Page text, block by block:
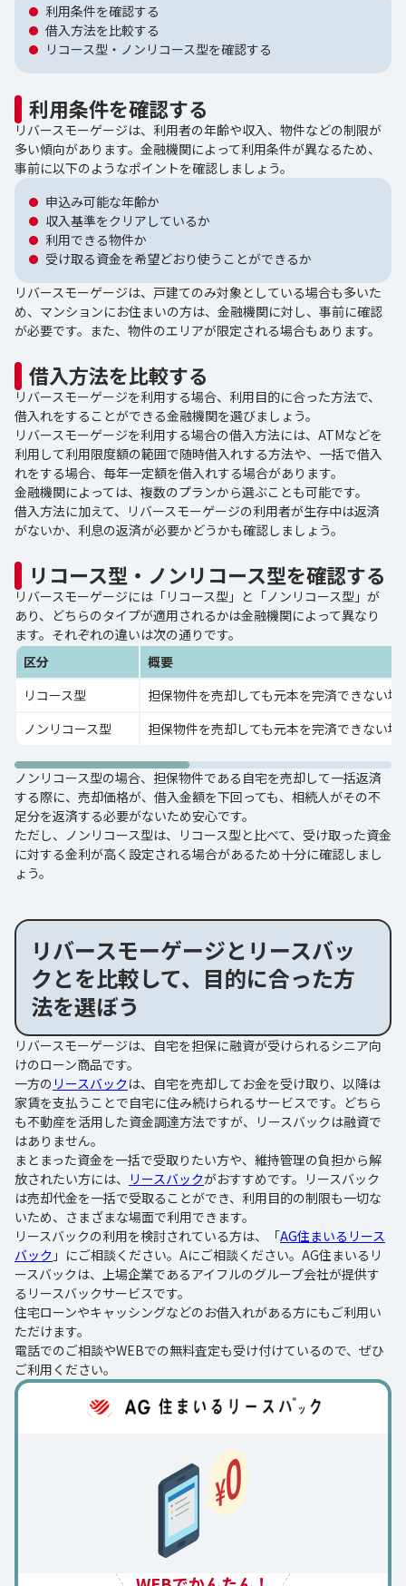
利用条件を確認する
借入方法を比較する
リコース型・ノンリコース型を確認する
利用条件を確認する
リバースモーゲージは、利用者の年齢や収入、物件などの制限が
多い傾向があります。金融機関によって利用条件が異なるため、
事前に以下のようなポイントを確認しましょう。
申込み可能な年齢か
収入基準をクリアしているか
利用できる物件か
受け取る資金を希望どおり使うことができるか
リバースモーゲージは、戸建てのみ対象としている場合も多いた
め、マンションにお住まいの方は、金融機関に対し、事前に確認
が必要です。また、物件のエリアが限定される場合もあります。
借入方法を比較する
リバースモーゲージを利用する場合、利用目的に合った方法で、
借入れをすることができる金融機関を選びましょう。
リバースモーゲージを利用する場合の借入方法には、ATMなどを
利用して利用限度額の範囲で随時借入れする方法や、一括で借入
れをする場合、毎年一定額を借入れする場合があります。
金融機関によっては、複数のプランから選ぶことも可能です。
借入方法に加えて、リバースモーゲージの利用者が生存中は返済
がないか、利息の返済が必要かどうかも確認しましょう。
リコース型・ノンリコース型を確認する
リバースモーゲージには「リコース型」と「ノンリコース型」が
あり、どちらのタイプが適用されるかは金融機関によって異なり
ます。それぞれの違いは次の通りです。
区分
概要
リコース型
担保物件を売却しても元本を完済できない
ノンリコース型
担保物件を売却しても元本を完済できない
ノンリコース型の場合、担保物件である自宅を売却して一括返済
する際に、売却価格が、借入金額を下回っても、相続人がその不
足分を返済する必要がないため安心です。
ただし、ノンリコース型は、リコース型と比べて、受け取った資金
に対する金利が高く設定される場合があるため十分に確認しまし
ょう。
リバースモーゲージとリースバッ
クとを比較して、目的に合った方
法を選ぼう
リバースモーゲージは、自宅を担保に融資が受けられるシニア向
けのローン商品です。
一方の リースバック は、自宅を売却してお金を受け取り、以降は
家賃を支払うことで自宅に住み続けられるサービスです。どちら
も不動産を活用した資金調達方法ですが、リースバックは融資で
はありません。
まとまった資金を一括で受取りたい方や、維持管理の負担から解
放されたい方には、
リースバックがおすすめです。リースバック
は売却代金を一括で受取ることができ、利用目的の制限も一切な
いため、さまざまな場面で利用できます。
リースバックの利用を検討されている方は、「AG住まいるリース
バック 」にご相談ください。Aにご相談ください。AG住まいるリ
ースバックは、上場企業であるアイフルのグループ会社が提供す
るリースバックサービスです。
住宅ローンやキャッシングなどのお借入れがある方にもご利用い
ただけます。
電話でのご相談やWEBでの無料査定も受け付けているので、ぜひ
ご利用ください。